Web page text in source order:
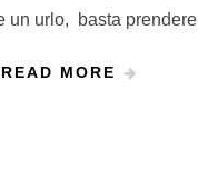
un urlo, basta prendere
READ MORE